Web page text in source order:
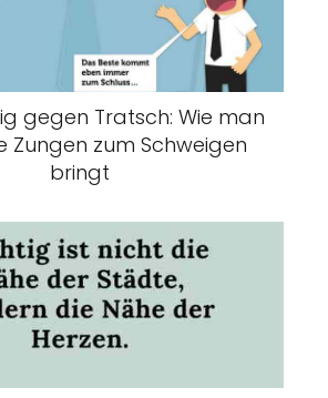
gegen Tratsch: Wie man
Zungen zum Schweigen
bringt